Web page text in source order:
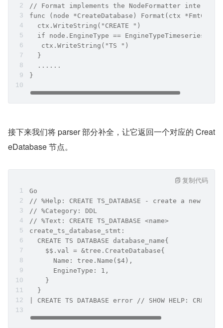
// Format implements the NodeFormatter
func (node *CreateDatabase) Format(ctx *FmtCtx)
  ctx.WriteString("CREATE ")
  if node.EngineType == EngineTypeTimeseries {
   ctx.WriteString("TS ")
  }
  ......
}
接下来我们将 parser 部分补全，让它返回一个对应的 Creat
eDatabase 节点。
Go
// %Help: CREATE TS_DATABASE - create a new ts
// %Category: DDL
// %Text: CREATE TS_DATABASE <name>
create_ts_database_stmt:
  CREATE TS DATABASE database_name{
    $$.val = &tree.CreateDatabase{
      Name: tree.Name($4),
      EngineType: 1,
    }
  }
| CREATE TS DATABASE error // SHOW HELP: CREATE
复制代码